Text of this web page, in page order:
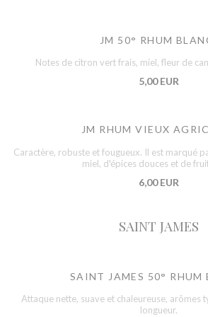
JM 50° RHUM
Notes de citron vert frais, miel, fleur de
5,00 EUR
JM RHUM VIEUX
Caractère, robuste et fougueux. Il est marqué
miel, d'épices douces et de
6,00 EUR
SAINT JAMES
SAINT JAMES 50° RHUM
Attaque nette, suave et chaleureuse, arômes
longueur.